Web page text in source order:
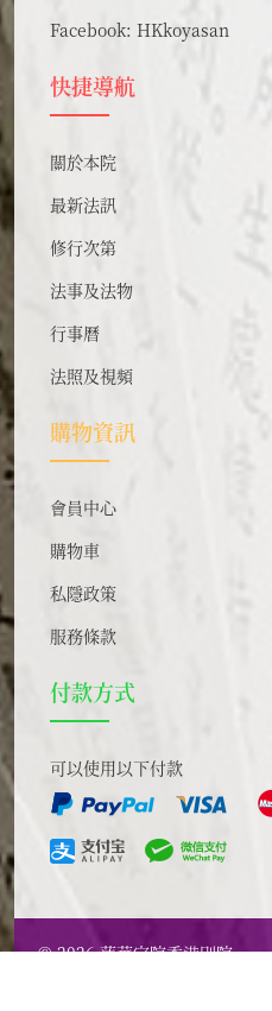
Facebook: HKkoyasan
快捷導航
關於本院
最新法訊
修行次第
法事及法物
行事曆
法照及視頻
購物資訊
會員中心
購物車
私隱政策
服務條款
付款方式
可以使用以下付款
© 2026 蓮華定院香港別院